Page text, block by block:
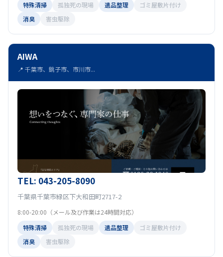
特殊清掃
孤独死の現場 遺品整理
ゴミ屋敷片付け
消臭
害虫駆除
AIWA
📍 千葉市、銚子市、市川市...
TEL: 043-205-8090
千葉県千葉市緑区下大和田町2717-2
8:00-20:00（メール及び作業は24時間対応）
特殊清掃
孤独死の現場 遺品整理
ゴミ屋敷片付け
消臭
害虫駆除